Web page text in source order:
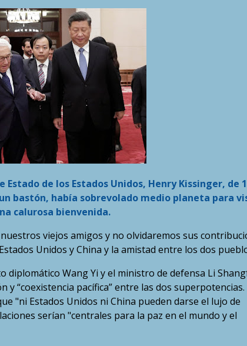
de los Estados Unidos, Henry Kissinger, de
bastón, había sobrevolado medio planeta para
calurosa bienvenida.
viejos amigos y no olvidaremos sus
Unidos y China y la amistad entre los dos
diplomático Wang Yi y el ministro de defensa Li
“coexistencia pacífica” entre las dos superpotencias.
"ni Estados Unidos ni China pueden darse el lujo de
serían "centrales para la paz en el mundo y el